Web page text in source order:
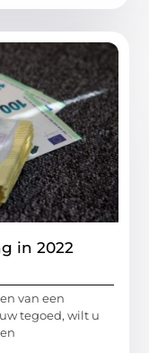
in 2022
van een
tegoed, wilt u